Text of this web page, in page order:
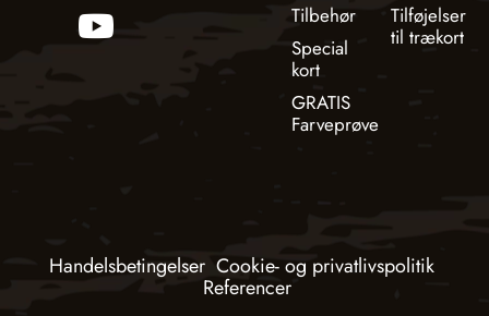
Tilbehør
Special
kort
GRATIS
Farveprøve
Tilføjelser
til trækort
Handelsbetingelser Cookie- og privatlivspolitik
Referencer